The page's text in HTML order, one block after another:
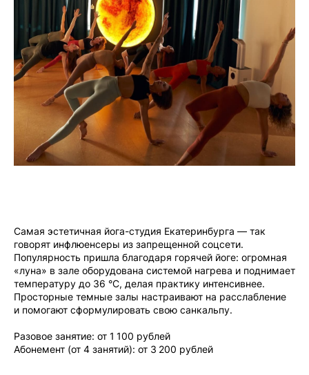
Самая эстетичная йога-студия Екатеринбурга — так
говорят инфлюенсеры из запрещенной соцсети.
Популярность пришла благодаря горячей йоге: огромная
«луна» в зале оборудована системой нагрева и поднимает
температуру до 36 °C, делая практику интенсивнее.
Просторные темные залы настраивают на расслабление
и помогают сформулировать свою санкальпу.
Разовое занятие: от 1 100 рублей
Абонемент (от 4 занятий): от 3 200 рублей